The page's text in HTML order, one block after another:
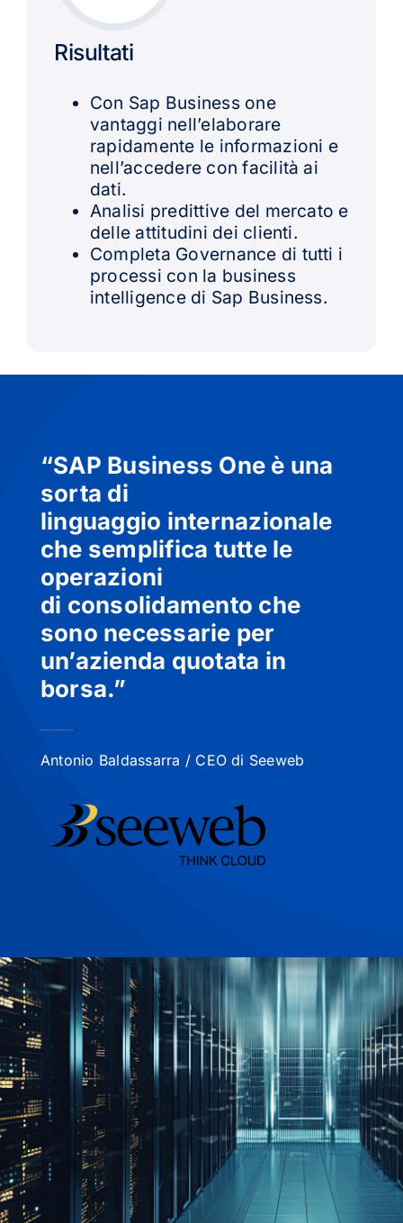
Risultati
Con Sap Business one
vantaggi nell’elaborare
rapidamente le informazioni e
nell’accedere con facilità ai
dati.
Analisi predittive del mercato e
delle attitudini dei clienti.
Completa Governance di tutti i
processi con la business
intelligence di Sap Business.
“SAP Business One è una
sorta di
linguaggio internazionale
che semplifica tutte le
operazioni
di consolidamento che
sono necessarie per
un’azienda quotata in
borsa.”
Antonio Baldassarra / CEO di Seeweb